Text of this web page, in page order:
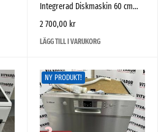
Integrerad Diskmaskin 60 cm
Zeolith – Mycket fint skick
2 700,00 kr
LÄGG TILL I VARUKORG
NY PRODUKT!